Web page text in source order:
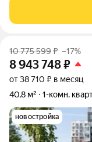
ГАРАНТИЕЙ
Однокомнатная
10 775 599₽ –17%
8 943 748₽
от 38 710 ₽ в месяц
40,8 м²
1-комн.
новостройка